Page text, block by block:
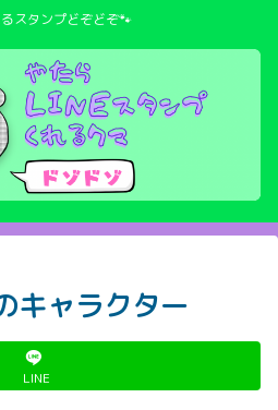
スタンプどぞどぞ🐾
キャラクター
LINE